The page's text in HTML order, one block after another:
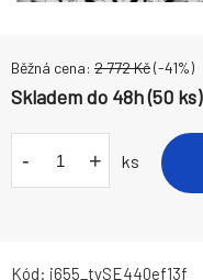
Běžná cena: 2 772Kč(-41%)
Skladem do 48h (50 ks)
- + ks
Kód: i655_tySE440ef13f